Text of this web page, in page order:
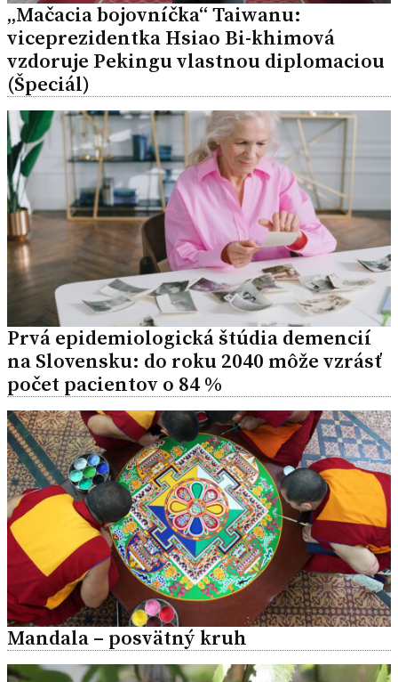
„Mačacia bojovníčka“ Taiwanu:
viceprezidentka Hsiao Bi-khimová
vzdoruje Pekingu vlastnou diplomaciou
(Špeciál)
Prvá epidemiologická štúdia demencií
na Slovensku: do roku 2040 môže vzrásť
počet pacientov o 84 %
Mandala – posvätný kruh